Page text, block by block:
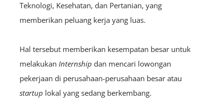
Teknologi, Kesehatan, dan Pertanian, yang
memberikan peluang kerja yang luas.
Hal tersebut memberikan kesempatan besar untuk
melakukan Internship dan mencari lowongan
pekerjaan di perusahaan-perusahaan besar atau
startup lokal yang sedang berkembang.